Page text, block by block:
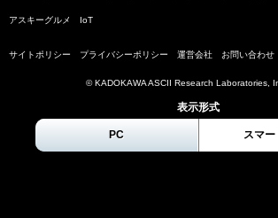
アスキーグルメ IoT
サイトポリシー プライバシーポリシー 運営会社 お問い合わせ
© KADOKAWA ASCII Research Laboratories,
表示形式
PC スマ